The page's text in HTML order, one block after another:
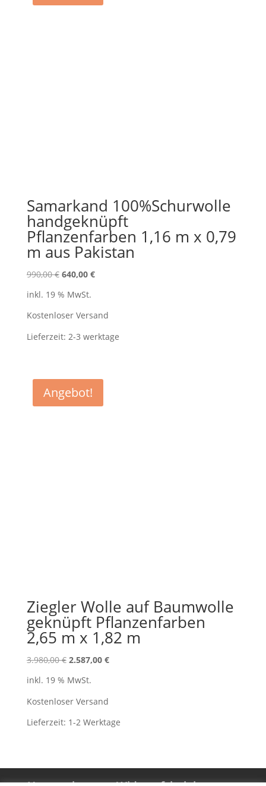
Samarkand 100%Schurwolle
handgeknüpft
Pflanzenfarben 1,16 m x 0,79
m aus Pakistan
990,00€ Ursprünglicher
war:
990,00 €
640,00 €Aktueller
640,00 €.
inkl. 19 % MwSt.
Kostenloser Versand
Lieferzeit: 2-3 werktage
Angebot!
Ziegler Wolle auf Baumwolle
geknüpft Pflanzenfarben
2,65 m x 1,82 m
3.980,00€ Ursprünglicher
war:
3.980,00 €
2.587,00 €Aktueller
inkl. 19 % MwSt.
Kostenloser Versand
Lieferzeit: 1-2 Werktage